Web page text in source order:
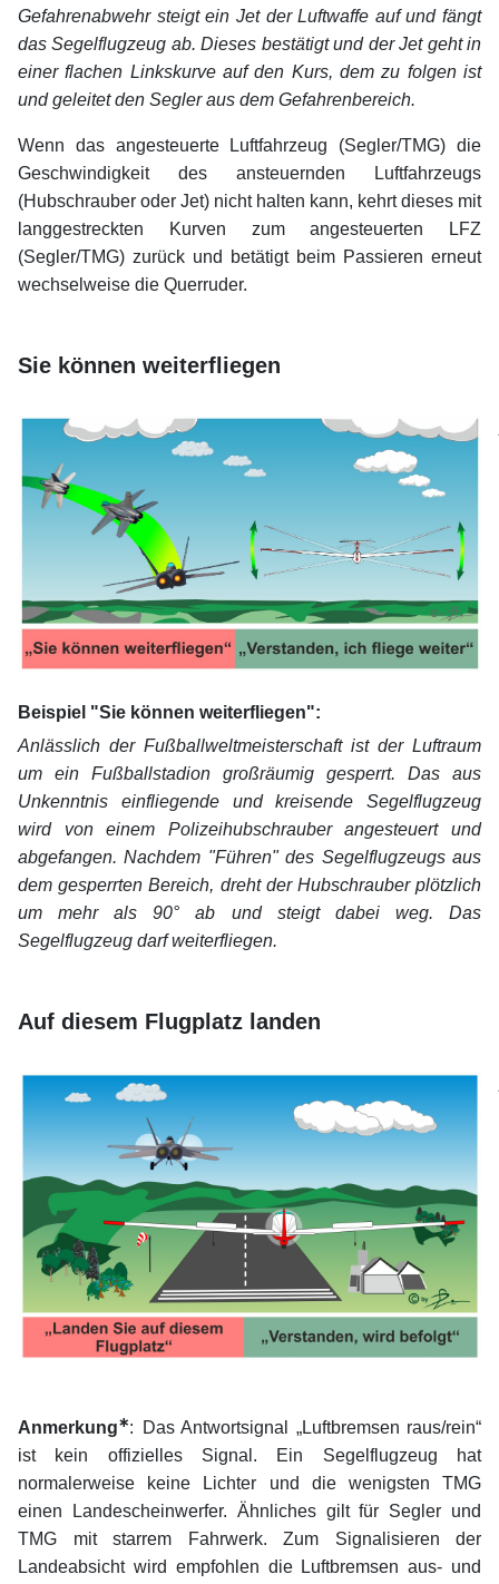
Gefahrenabwehr steigt ein Jet der Luftwaffe auf und fängt
das Segelflugzeug ab. Dieses bestätigt und der Jet geht in
einer flachen Linkskurve auf den Kurs, dem zu folgen ist
und geleitet den Segler aus dem Gefahrenbereich.
Wenn das angesteuerte Luftfahrzeug (Segler/TMG) die
Geschwindigkeit des ansteuernden Luftfahrzeugs
(Hubschrauber oder Jet) nicht halten kann, kehrt dieses mit
langgestreckten Kurven zum angesteuerten LFZ
(Segler/TMG) zurück und betätigt beim Passieren erneut
wechselweise die Querruder.
Sie können weiterfliegen
Beispiel "Sie können weiterfliegen":
Anlässlich der Fußballweltmeisterschaft ist der Luftraum
um ein Fußballstadion großräumig gesperrt. Das aus
Unkenntnis einfliegende und kreisende Segelflugzeug
wird von einem Polizeihubschrauber angesteuert und
abgefangen. Nachdem "Führen" des Segelflugzeugs aus
dem gesperrten Bereich, dreht der Hubschrauber plötzlich
um mehr als 90° ab und steigt dabei weg. Das
Segelflugzeug darf weiterfliegen.
Auf diesem Flugplatz landen
Anmerkung∗:
Das Antwortsignal „Luftbremsen raus/rein“
ist kein offizielles Signal. Ein Segelflugzeug hat
normalerweise keine Lichter und die wenigsten TMG
einen Landescheinwerfer. Ähnliches gilt für Segler und
TMG mit starrem Fahrwerk. Zum Signalisieren der
Landeabsicht wird empfohlen die Luftbremsen aus- und